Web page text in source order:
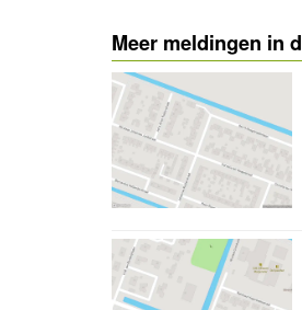
Meer meldingen in